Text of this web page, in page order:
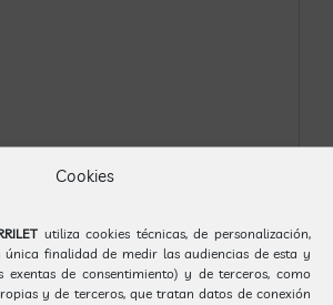
Cookies
utiliza cookies técnicas, de personalización,
finalidad de medir las audiencias de esta y
exentas de consentimiento) y de terceros, como
y de terceros, que tratan datos de conexión